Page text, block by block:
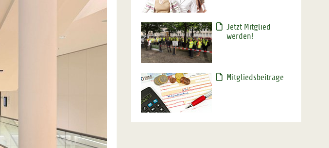
Jetzt Mitglied
werden!
Mitgliedsbeiträge